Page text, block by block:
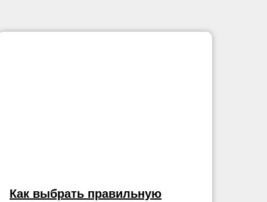
Как выбрать правильную